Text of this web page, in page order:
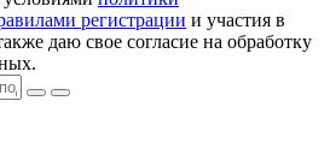
регистрации и участия в
даю свое согласие на обработку